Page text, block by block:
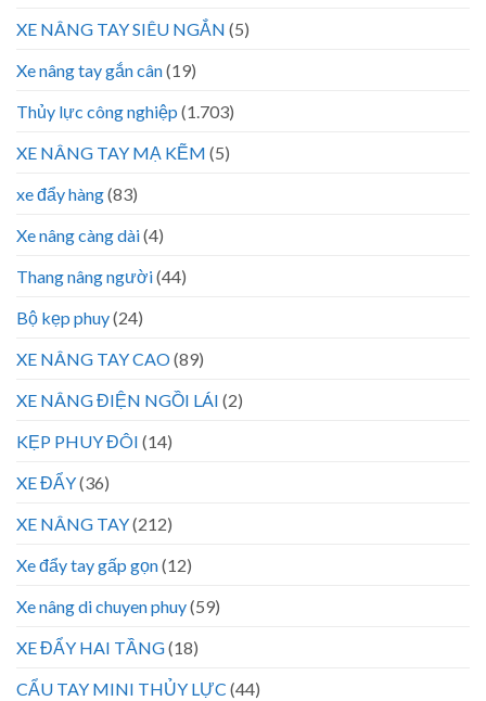
XE NÂNG TAY SIÊU NGẮN (5)
Xe nâng tay gắn cân(19)
Thủy lực công nghiệp (1.703)
XE NÂNG TAY MẠ KẼM (5)
xe đẩy hàng(83)
Xe nâng càng dài(4)
Thang nâng người(44)
Bộ kẹp phuy(24)
XE NÂNG TAY CAO(89)
XE NÂNG ĐIỆN NGỒI LÁI (2)
KẸP PHUY ĐÔI (14)
XE ĐẨY(36)
XE NÂNG TAY(212)
Xe đẩy tay gấp gọn(12)
Xe nâng di chuyen phuy(59)
XE ĐẨY HAI TẦNG(18)
CẨU TAY MINI THỦY LỰC (44)